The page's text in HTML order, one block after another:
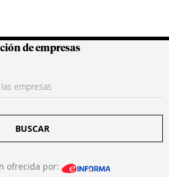
Colombianas
de empresas
BUSCAR
ofrecida por: